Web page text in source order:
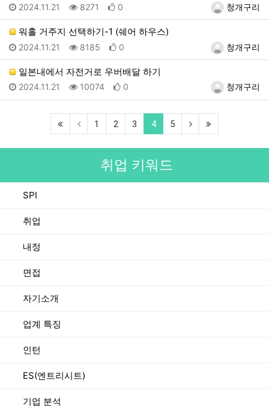
등록자청개구리
등록일
2024.11.21 조회
8271 추천
0
워홀 거주지 선택하기-1 (쉐어 하우스)
등록자청개구리
등록일
2024.11.21 조회
8185 추천
0
일본내에서 자전거로 우버배달 하기
등록자청개구리
등록일
2024.11.21 조회
10074 추천
0
(first) 1 2 3 4(current)
5 (next)
취업 키워드
SPI
취업
내정
면접
자기소개
업계 특징
인턴
ES(엔트리시트)
기업 분석